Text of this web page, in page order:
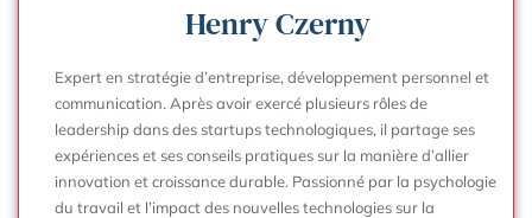
Henry Czerny
Expert en stratégie d’entreprise, développement personnel et
communication. Après avoir exercé plusieurs rôles de
leadership dans des startups technologiques, il partage ses
expériences et ses conseils pratiques sur la manière d’allier
innovation et croissance durable. Passionné par la psychologie
du travail et l’impact des nouvelles technologies sur la